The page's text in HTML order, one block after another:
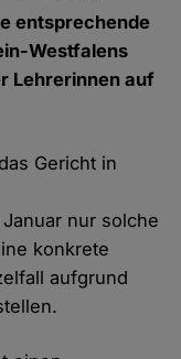
entsprechende
Westfalens
Lehrerinnen auf
Gericht in
nur solche
konkrete
aufgrund